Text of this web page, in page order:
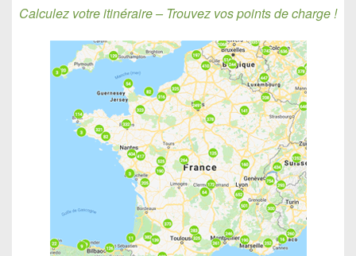
Calculez votre itinéraire – Trouvez vos points de charge !